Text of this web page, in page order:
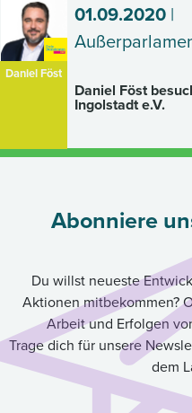
Daniel Föst
01.09.2020|
Daniel Föst
Ingolstadt e.V.
Abonniere
Du willst neueste
Aktionen mitbekommen?
Arbeit und Erfolgen
Trage dich für unsere
dem